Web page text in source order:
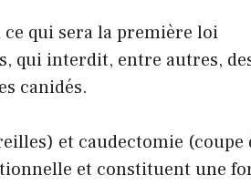
qui sera la première loi
qui interdit, entre autres,
canidés.
et caudectomie (coupe
et constituent une